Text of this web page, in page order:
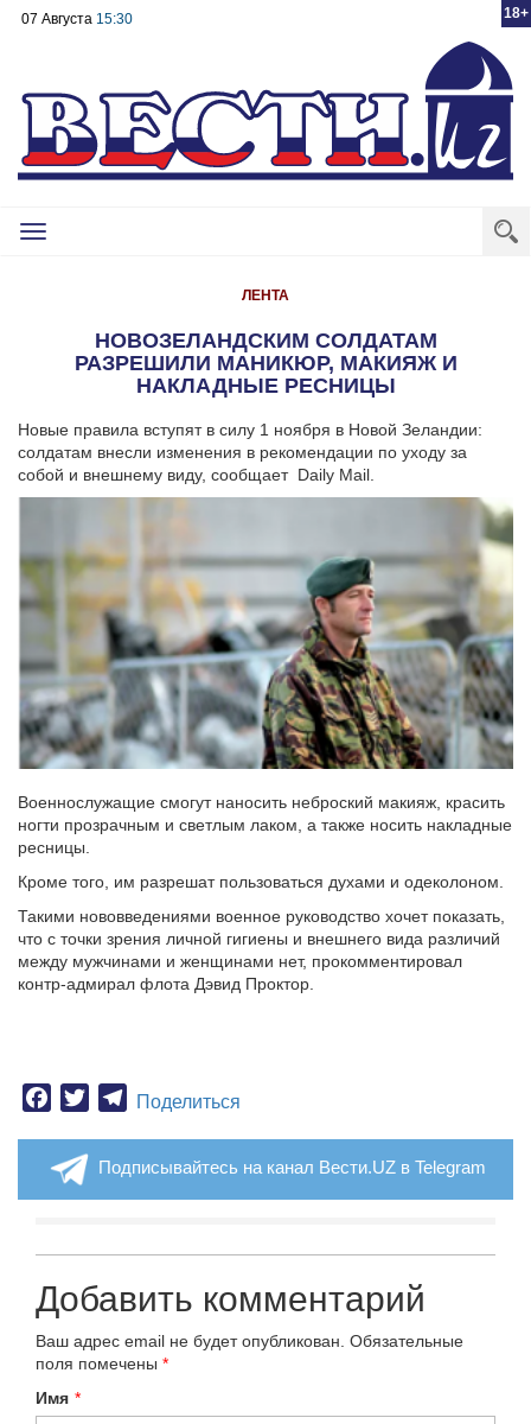
18+
07 Августа 15:30
Toggle
ЛЕНТА
НОВОЗЕЛАНДСКИМ СОЛДАТАМ
РАЗРЕШИЛИ МАНИКЮР, МАКИЯЖ И
НАКЛАДНЫЕ РЕСНИЦЫ
Новые правила вступят в силу 1 ноября в Новой Зеландии:
солдатам внесли изменения в рекомендации по уходу за
собой и внешнему виду, сообщает Daily Mail.
Военнослужащие смогут наносить неброский макияж, красить
ногти прозрачным и светлым лаком, а также носить накладные
ресницы.
Кроме того, им разрешат пользоваться духами и одеколоном.
Такими нововведениями военное руководство хочет показать,
что с точки зрения личной гигиены и внешнего вида различий
между мужчинами и женщинами нет, прокомментировал
контр-адмирал флота Дэвид Проктор.
Facebook
TwitterTelegram
Поделиться
Подписывайтесь на канал Вести.UZ в Telegram
Добавить комментарий
Ваш адрес email не будет опубликован. Обязательные
поля помечены *
Имя *